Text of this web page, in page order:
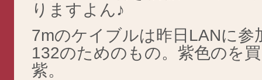
りますよん♪
7mのケイブルは昨日LANに参
132のためのもの。紫色のを
紫。